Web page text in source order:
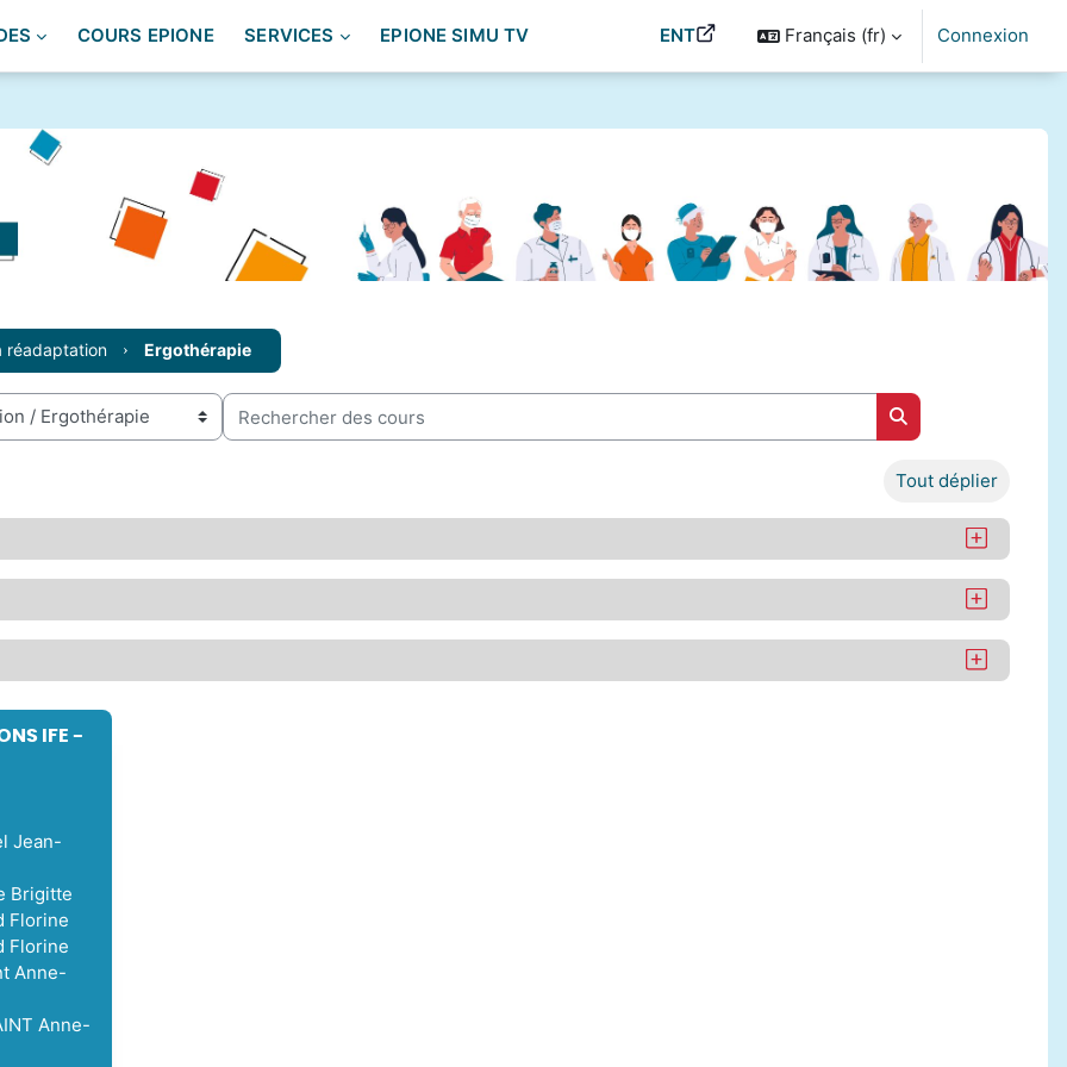
ENT
COURS EPIONE SERVICES EPIONE SIMU TV Français ‎(fr)‎ Connexion
réadaptation Ergothérapie
Rechercher des cours
Rechercher des
Tout déplier
IFE -
Jean-
Brigitte
Florine
Florine
Anne-
Anne-